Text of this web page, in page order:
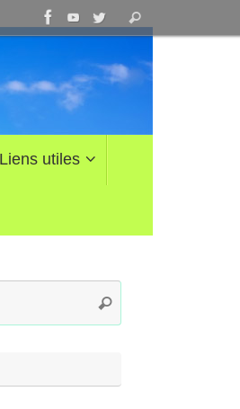
pour
:
Rechercher
Liens utiles
Rechercher